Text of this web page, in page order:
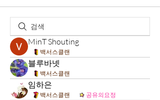
MinT Shouting
백서스클랜
블루바넷
백서스클랜
임하은
백서스클랜 공유의요정